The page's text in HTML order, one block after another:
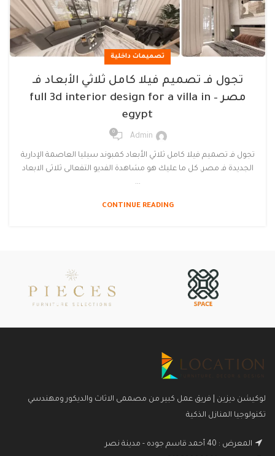
تصميمات داخلية
تجول فـ تصميم فيلا كامل ثلاثي الأبعاد فـ
مصر – full 3d interior design for a villa in
egypt
Admin
0
تجول فـ تصميم فيلا كامل ثلاثي الأبعاد كمبوند سيليا العاصمة الإدارية
الجديدة فـ مصر, كل ما عليك هو مشاهدة الفديو التفعالى ثلاثى الابعاد
...
CONTINUE READING
لوكيشن ديزين | فريق عمل كبير من مصممى الاثاث والديكور ومهندسي
تكنولوجيا المنازل الذكية
المعرض : 40 أحمد قاسم جوده - مدينة نصر